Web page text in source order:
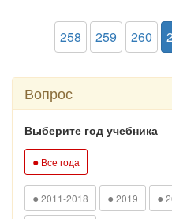
258 259 260
Вопрос
Выберите год учебника
● Все года
● 2011-2018 ● 2019 ●